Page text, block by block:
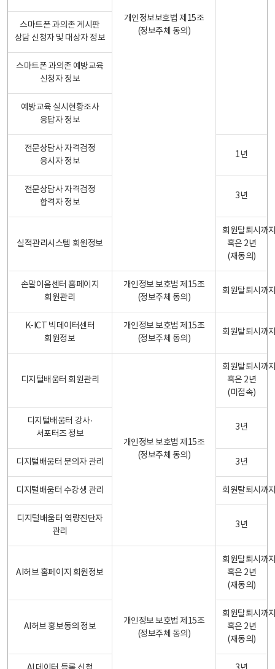
개인정보보호법 제15조
(정보주체 동의)
스마트폰 과의존 게시판
상담 신청자 및 대상자 정보
스마트폰 과의존 예방교육
신청자 정보
예방교육 실시현황조사
응답자 정보
전문상담사 자격검정
응시자 정보
1년
전문상담사 자격검정
합격자 정보
3년
실적관리시스템 회원정보
회원탈퇴시까
혹은 2년
(재동의)
손말이음센터 홈페이지
회원관리
개인정보 보호법 제15조
(정보주체 동의)
회원탈퇴시까
K-ICT 빅데이터센터
회원정보
개인정보 보호법 제15조
(정보주체 동의)
회원탈퇴시까
디지털배움터 회원관리
개인정보 보호법 제15조
(정보주체 동의)
회원탈퇴시까
혹은 2년
(미접속)
디지털배움터 강사·
서포터즈 정보
3년
디지털배움터 문의자 관리 3년
디지털배움터 수강생 관리 회원탈퇴시까
디지털배움터 역량진단자
관리
3년
AI허브 홈페이지 회원정보
개인정보 보호법 제15조
(정보주체 동의)
회원탈퇴시까
혹은 2년
(재동의)
AI허브 홍보동의 정보
회원탈퇴시까
혹은 2년
(재동의)